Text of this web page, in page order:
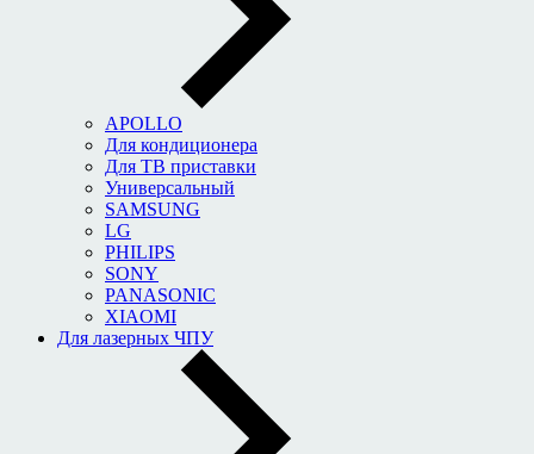
APOLLO
Для кондиционера
Для ТВ приставки
Универсальный
SAMSUNG
LG
PHILIPS
SONY
PANASONIC
XIAOMI
Для лазерных ЧПУ